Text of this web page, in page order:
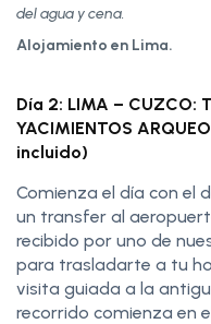
del agua y cena.
Alojamiento en Lima.
Día 2: LIMA – CUZCO:
YACIMIENTOS
incluido)
Comienza el día con el
un transfer al
recibido por uno de
para trasladarte a tu
visita guiada a la
recorrido comienza en